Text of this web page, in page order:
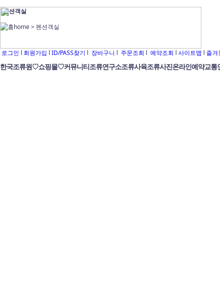
로그인 l 회원가입 l ID/PASS찾기 l 장바구니 l 주문조회 l 예약조회 l 사이트맵 l 즐겨
한국조류원♡쇼핑몰♡커뮤니티조류연구소조류사육조류사진온라인예약교통
펜션객실
home >펜션객실